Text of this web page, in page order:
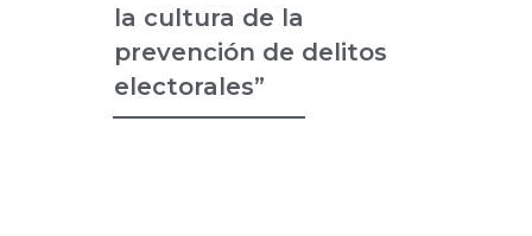
la cultura de la
prevención de delitos
electorales”